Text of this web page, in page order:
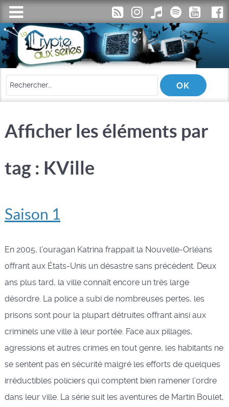
Afficher les éléments par
tag : KVille
Saison 1
En 2005, l’ouragan Katrina frappait la Nouvelle-Orléans
offrant aux États-Unis un désastre sans précédent. Deux
ans plus tard, la ville connaît encore un très large
désordre. La police a subi de nombreuses pertes, les
prisons sont pour la plupart détruites offrant ainsi aux
criminels une ville à leur portée. Face aux pillages,
agressions et autres crimes en tout genre, les habitants ne
se sentent pas en sécurité malgré les efforts de quelques
irréductibles policiers qui comptent bien ramener l’ordre
dans leur ville. La série suit les aventures de Martin Boulet,